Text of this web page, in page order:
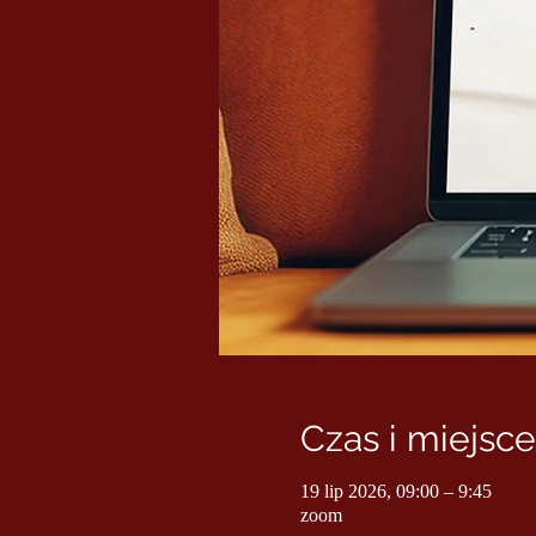
Czas i
19 lip 2026, 09:00 – 9:45
zoom